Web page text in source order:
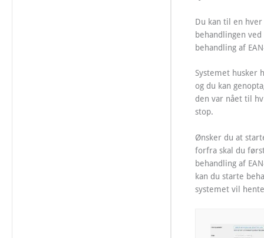
Du kan til en
behandlingen
behandling af
Systemet husker
og du kan
den var nået til
stop.
Ønsker du at
forfra skal du
behandling af
kan du starte
systemet vil